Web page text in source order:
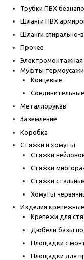
Трубки ПВХ
Шланги ПВХ
Шланги
Прочее
Электромонтажная
Муфты
Концевые
Соединительные
Металлорукав
Заземление
Коробка
Стяжки и хомуты
Стяжки
Стяжки
Стяжки
Хомуты
Изделия
Крепежи для
Дюбели базы
Площадки с
Площадки для